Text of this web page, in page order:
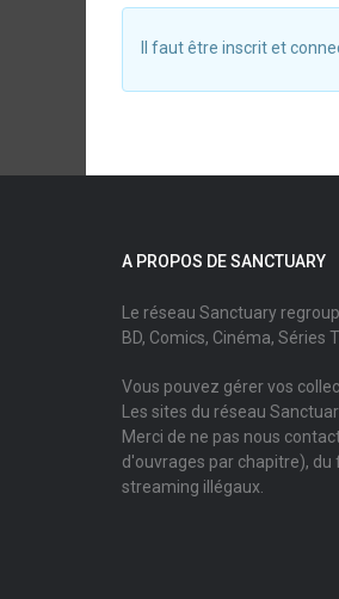
Il faut être inscrit et
A PROPOS DE SANCTUARY
Le réseau Sanctuary
BD, Comics, Cinéma, Séries
Vous pouvez gérer vos
Les sites du réseau
Merci de ne pas nous
d'ouvrages par chapitre), du
streaming illégaux.